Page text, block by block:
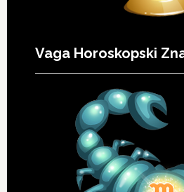
Vaga Horoskopski